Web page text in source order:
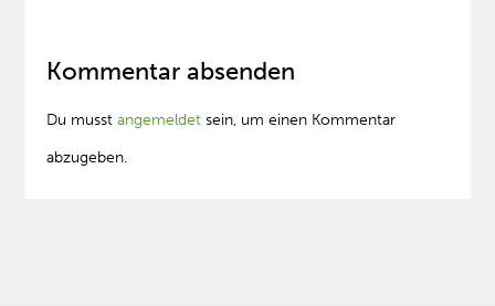
Kommentar absenden
Du musstangemeldet sein, um einen Kommentar
abzugeben.